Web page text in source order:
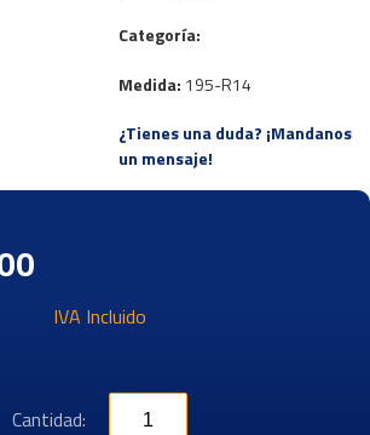
Categoría:
Medida: 195-R14
¿Tienes una duda? ¡Mandanos
un mensaje!
IVA Incluido
Cantidad: